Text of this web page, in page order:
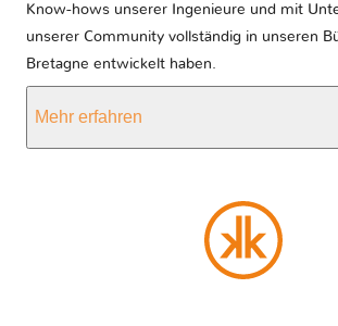
Know-hows unserer Ingenieure und mit
unserer Community vollständig in unseren
Bretagne entwickelt haben.
Mehr erfahren